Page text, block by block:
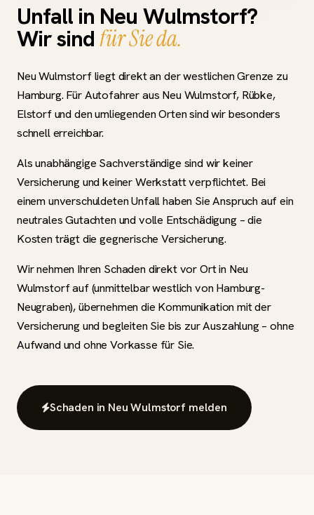
Unfall in Neu Wulmstorf?
Wir sindfür Sie da.
Neu Wulmstorf liegt direkt an der westlichen Grenze zu
Hamburg. Für Autofahrer aus Neu Wulmstorf, Rübke,
Elstorf und den umliegenden Orten sind wir besonders
schnell erreichbar.
Als unabhängige Sachverständige sind wir keiner
Versicherung und keiner Werkstatt verpflichtet. Bei
einem unverschuldeten Unfall haben Sie Anspruch auf ein
neutrales Gutachten und volle Entschädigung – die
Kosten trägt die gegnerische Versicherung.
Wir nehmen Ihren Schaden direkt vor Ort in Neu
Wulmstorf auf (unmittelbar westlich von Hamburg-
Neugraben), übernehmen die Kommunikation mit der
Versicherung und begleiten Sie bis zur Auszahlung – ohne
Aufwand und ohne Vorkasse für Sie.
Schaden in Neu Wulmstorf melden